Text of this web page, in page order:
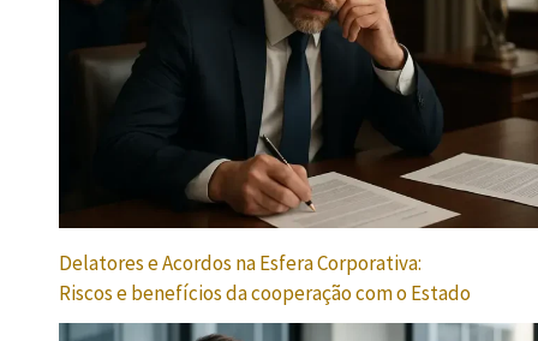
Delatores e Acordos na Esfera Corporativa:
Riscos e benefícios da cooperação com o Estado